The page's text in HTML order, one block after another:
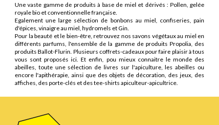
Une vaste gamme de produits à base de miel et dérivés : Pollen, gelée
royale bio et conventionnelle française.
Egalement une large sélection de bonbons au miel, confiseries, pain
d'épices, vinaigre au miel, hydromels et Gin.
Pour la beauté et le bien-être, retrouvez nos savons végétaux au miel en
différents parfums, l'ensemble de la gamme de produits Propolia, des
produits Ballot-Flurin. Plusieurs coffrets-cadeaux pour faire plaisir à tous
vous sont proposés ici. Et enfin, pou mieux connaitre le monde des
abeilles, toute une sélection de livres sur l'apiculture, les abeilles ou
encore l'apithérapie, ainsi que des objets de décoration, des jeux, des
affiches, des porte-clés et des tee-shirts apiculteur-apicultrice.